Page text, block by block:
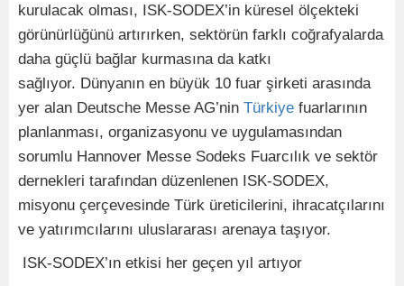
kurulacak olması, ISK-SODEX’in küresel ölçekteki
görünürlüğünü artırırken, sektörün farklı coğrafyalarda
daha güçlü bağlar kurmasına da katkı
sağlıyor. Dünyanın en büyük 10 fuar şirketi arasında
yer alan Deutsche Messe AG’nin Türkiye fuarlarının
planlanması, organizasyonu ve uygulamasından
sorumlu Hannover Messe Sodeks Fuarcılık ve sektör
dernekleri tarafından düzenlenen ISK-SODEX,
misyonu çerçevesinde Türk üreticilerini, ihracatçılarını
ve yatırımcılarını uluslararası arenaya taşıyor.
ISK-SODEX’ın etkisi her geçen yıl artıyor